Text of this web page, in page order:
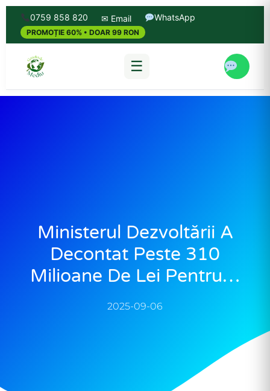
0759 858 820 ✉ Email WhatsApp
PROMOȚIE 60% • DOAR 99 RON
☰
Ministerul Dezvoltării A
Decontat Peste 310
Milioane De Lei Pentru…
2025-09-06